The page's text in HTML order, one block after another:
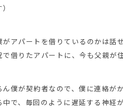
がアパートを借りているのかは話
で借りたアパートに、今も父親が
ん僕が契約者なので、僕に連絡が
中で、毎回のように遅延する神経